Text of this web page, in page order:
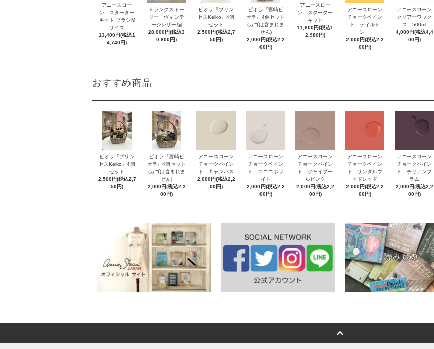
アニースロー
ン スターター
キット ブラシM
サイズ
13,400円(税込1
4,740円)
トランクストー
リー ヴィンテ
ージレザー編
28,000円(税込3
0,800円)
ビオラ『プリン
セスKeiko』4個
セット
2,500円(税込2,7
50円)
ビオラ『宮崎ビ
オラ』4個セット
(カゴは含まれま
せん)
2,000円(税込2,2
00円)
アニースロー
ン スターター
キット
11,800円(税込1
2,980円)
アニースローン
チョークペイン
ト ティルト
ン
2,000円(税込2,2
00円)
アニースローン
クリアーワック
ス 500ml
4,000円(税込4,4
00円)
おすすめ商品
ビオラ『プリン
セスKeiko』4個
セット
2,500円(税込2,7
50円)
ビオラ『宮崎ビ
オラ』4個セット
(カゴは含まれま
せん)
2,000円(税込2,2
00円)
アニースローン
チョークペイン
ト キャンバス
2,000円(税込2,2
00円)
アニースローン
チョークペイン
ト ロココホワ
イト
2,000円(税込2,2
00円)
アニースローン
チョークペイン
ト ジャイプー
ルピンク
2,000円(税込2,2
00円)
アニースローン
チョークペイン
ト サンダルウ
ッドレッド
2,000円(税込2,2
00円)
アニースローン
チョークペイン
ト チリアンプ
ラム
2,000円(税込2,2
00円)